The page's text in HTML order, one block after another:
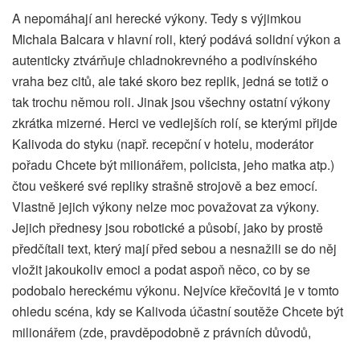
A nepomáhají ani herecké výkony. Tedy s výjimkou
Michala Balcara v hlavní roli, který podává solidní výkon a
autenticky ztvárňuje chladnokrevného a podivínského
vraha bez citů, ale také skoro bez replik, jedná se totiž o
tak trochu němou roli. Jinak jsou všechny ostatní výkony
zkrátka mizerné. Herci ve vedlejších rolí, se kterými přijde
Kalivoda do styku (např. recepční v hotelu, moderátor
pořadu Chcete být milionářem, policista, jeho matka atp.)
čtou veškeré své repliky strašně strojově a bez emocí.
Vlastně jejich výkony nelze moc považovat za výkony.
Jejich přednesy jsou robotické a působí, jako by prostě
předčítali text, který mají před sebou a nesnažili se do něj
vložit jakoukoliv emoci a podat aspoň něco, co by se
podobalo hereckému výkonu. Nejvíce křečovitá je v tomto
ohledu scéna, kdy se Kalivoda účastní soutěže Chcete být
milionářem (zde, pravděpodobně z právních důvodů,